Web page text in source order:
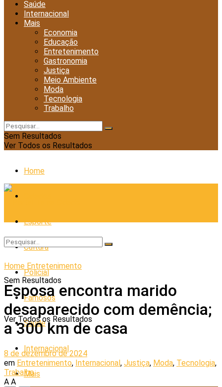
Saúde
Internacional
Mais
Economia
Educação
Entretenimento
Gastronomia
Justiça
Meio Ambiente
Moda
Tecnologia
Trabalho
Sem Resultados
Ver Todos os Resultados
Home
Esporte
Cultura
Policial
Famosos
Saúde
Internacional
Mais
Sem Resultados
Ver Todos os Resultados
Home Entretenimento
Esposa encontra marido
desaparecido com demência;
a 300 km de casa
8 de dezembro de 2024
em Entretenimento, Internacional, Justiça, Moda, Tecnologia,
Trabalho
A A